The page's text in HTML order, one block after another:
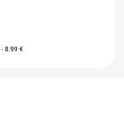
- 8.99 €